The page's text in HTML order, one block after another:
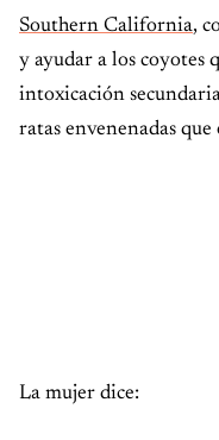
Southern California,
y ayudar a los coyotes
intoxicación
ratas envenenadas
La mujer dice: